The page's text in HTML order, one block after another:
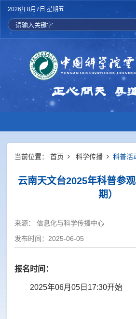
2026年8月7日 星期五
当前位置： 首页 科学传播 科普活
云南天文台2025年科普参
期）
来源： 信息化与科学传播中心
发布时间：2025-06-05
报名时间：
2025年06月05日17:30开始